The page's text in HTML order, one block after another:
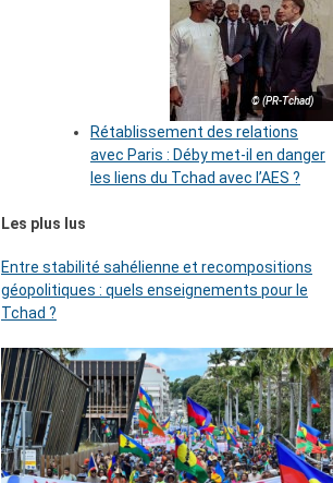
© (PR-Tchad)
Rétablissement des relations
avec Paris : Déby met-il en danger
les liens du Tchad avec l’AES ?
Les plus lus
Entre stabilité sahélienne et recompositions
géopolitiques : quels enseignements pour le
Tchad ?